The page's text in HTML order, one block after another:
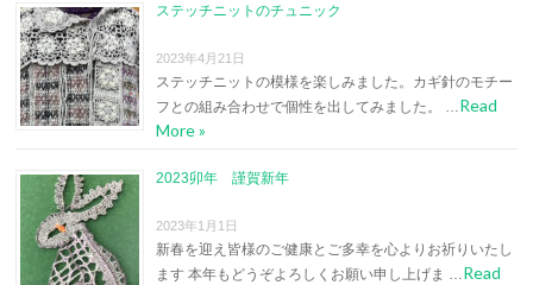
ステッチニットのチュニック
2023年4月21日
ステッチニットの模様を楽しみました。カギ針のモチー
フとの組み合わせで個性を出してみました。 …Read
More »
2023卯年 謹賀新年
2023年1月1日
新春を迎え皆様のご健康とご多幸を心よりお祈りいたし
ます 本年もどうぞよろしくお願い申し上げま …Read